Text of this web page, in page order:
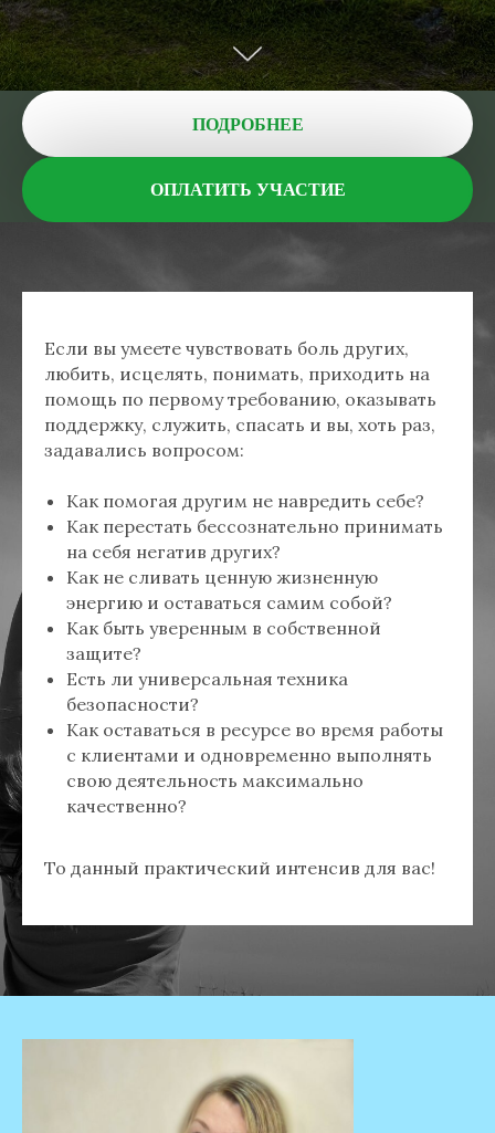
ПОДРОБНЕЕ
ОПЛАТИТЬ УЧАСТИЕ
Если вы умеете чувствовать боль других,
любить, исцелять, понимать, приходить на
помощь по первому требованию, оказывать
поддержку, служить, спасать и вы, хоть раз,
задавались вопросом:
Как помогая другим не навредить себе?
Как перестать бессознательно принимать
на себя негатив других?
Как не сливать ценную жизненную
энергию и оставаться самим собой?
Как быть уверенным в собственной
защите?
Есть ли универсальная техника
безопасности?
Как оставаться в ресурсе во время работы
с клиентами и одновременно выполнять
свою деятельность максимально
качественно?
То данный практический интенсив для вас!⠀